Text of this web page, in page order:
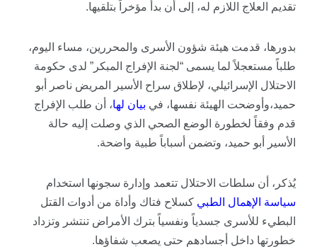
تقديم العلاج اللازم له، إلى أن بدأ مؤخراً بتلقيها.
بدورها، قدمت هيئة شؤون الأسرى والمحررين، مساء اليوم،
طلباً مستعجلاً لما يسمى “لجنة الإفراج المبكر” لدى حكومة
الاحتلال الإسرائيلي، لإطلاق سراح الأسير المريض ناصر أبو
حميد،وأوضحت الهيئة نفسها، في بيان لها، أن طلب الإفراج
قدم وفقاً لخطورة الوضع الصحي الذي وصلت إليه حالة
الأسير أبو حميد، وتضمن أسباباً طبية واضحة.
يُذكر، أن سلطات الاحتلال تتعمد وإدارة سجونها استخدام
سياسة الإهمال الطبي كسلاح فتاك وأداة من أدوات القتل
البطيء للأسرى جسدياً ونفسياً بترك الأمراض تنتشر وتزداد
خطورتها داخل أجسادهم حتى يصعب شفاؤها.